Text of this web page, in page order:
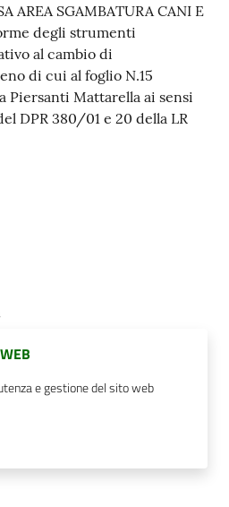
AREA SGAMBATURA CANI E
degli strumenti
al cambio di
di cui al foglio N.15
Piersanti Mattarella ai sensi
DPR 380/01 e 20 della LR
e gestione del sito web